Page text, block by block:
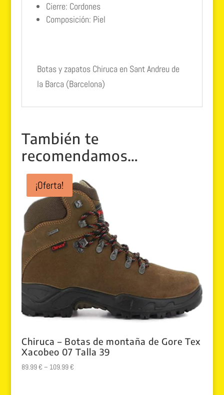
Cierre: Cordones
Composición: Piel
Botas y zapatos Chiruca en Sant Andreu de
la Barca (Barcelona)
También te
recomendamos…
¡Oferta!
Chiruca – Botas de montaña de Gore Tex
Xacobeo 07 Talla 39
89.99€ – 109.99€